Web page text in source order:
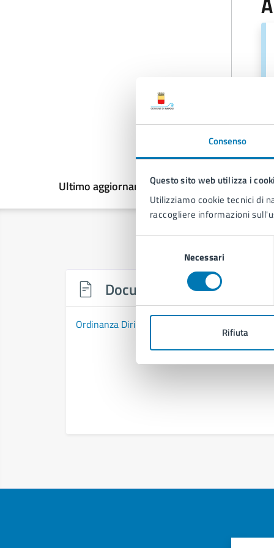
Consenso
Questo sito web utilizza i
Utilizziamo cookie tecnici di
raccogliere informazioni
Necessari
Rifiuta
Ultimo aggiornamento:03/07/2026, 10:33
Documenti
Ordinanza Dirigenziale n. 514 del 01/04/2026